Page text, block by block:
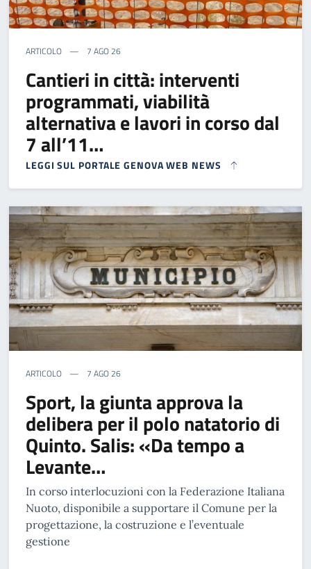
ARTICOLO 7 AGO 26
Cantieri in città: interventi
programmati, viabilità
alternativa e lavori in corso dal
7 all’11…
LEGGI SUL PORTALE GENOVA WEB NEWS
ARTICOLO 7 AGO 26
Sport, la giunta approva la
delibera per il polo natatorio di
Quinto. Salis: «Da tempo a
Levante…
In corso interlocuzioni con la Federazione Italiana
Nuoto, disponibile a supportare il Comune per la
progettazione, la costruzione e l’eventuale
gestione